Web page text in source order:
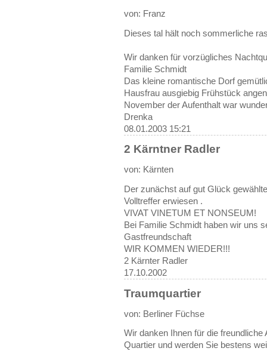
von: Franz
Dieses tal hält noch sommerliche
Wir danken für vorzügliches
Familie Schmidt
Das kleine romantische Dorf
Hausfrau ausgiebig Frühstück
November der Aufenthalt war
Drenka
08.01.2003 15:21
2 Kärntner Radler
von: Kärnten
Der zunächst auf gut Glück
Volltreffer erwiesen .
VIVAT VINETUM ET NONSEUM!
Bei Familie Schmidt haben wir uns
Gastfreundschaft
WIR KOMMEN WIEDER!!!
2 Kärnter Radler
17.10.2002
Traumquartier
von: Berliner Füchse
Wir danken Ihnen für die
Quartier und werden Sie bestens